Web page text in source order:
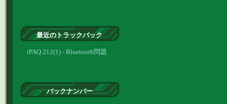
最近のトラックバック
iPAQ 212(1) - Bluetooth問題
バックナンバー